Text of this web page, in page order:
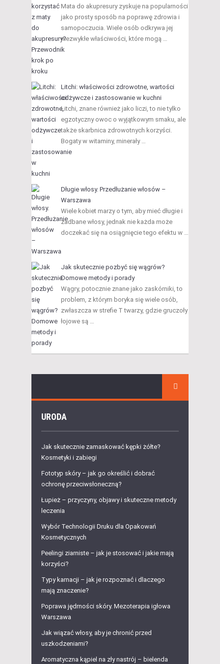
Mata do akupresury zyskuje na popularności
jako prosty sposób na poprawę zdrowia i
samopoczucia. Wiele osób odkrywa jej
niezwykłe właściwości, które mogą …
Litchi: właściwości zdrowotne, wartości
odżywcze i zastosowanie w kuchni
Litchi, znane również jako liczi, to nie tylko
egzotyczny owoc o wyjątkowym smaku, ale
także skarbnica zdrowotnych korzyści.
Bogaty w witaminy, minerały …
Długie włosy. Przedłużanie włosów –
Warszawa
Wiele kobiet marzy o tym, aby mieć długie i
zadbane włosy, jednak nie każda może
doczekać się na osiągnięcie tego efektu w …
Jak skutecznie pozbyć się wągrów?
Domowe metody i porady
Wągry, potocznie znane jako zaskórniki, to
problem, z którym boryka się wiele osób,
zwłaszcza w strefie T twarzy, gdzie gruczoły
łojowe są …
URODA
Jak skutecznie zamaskować kępki żółte?
Kosmetyki i zabiegi
Fototyp skóry – jak go określić i dobrać
ochronę przeciwsłoneczną?
Łupież – przyczyny, objawy i skuteczne metody
leczenia
Wybór Technologii Druku dla Opakowań
Kosmetycznych
Peelingi ziarniste – jak je stosować i jakie mają
korzyści?
Typy karnacji – jak je rozpoznać i dlaczego
mają znaczenie?
Poprawa jędrności skóry. Mezoterapia igłowa
Warszawa
Jak wiązać włosy, aby je chronić przed
uszkodzeniami?
Aromatyczna kąpiel na zły nastrój – bielenda